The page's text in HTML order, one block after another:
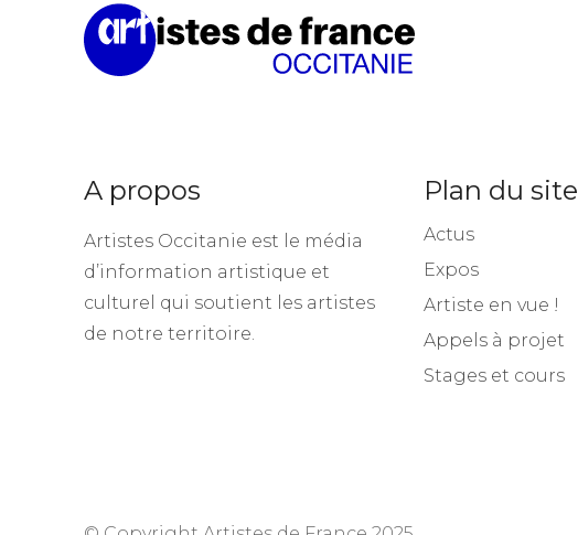
A propos
Artistes Occitanie est le média
d’information artistique et
culturel qui soutient les artistes
de notre territoire.
Plan du site
Actus
Expos
Artiste en vue !
Appels à projet
Stages et cours